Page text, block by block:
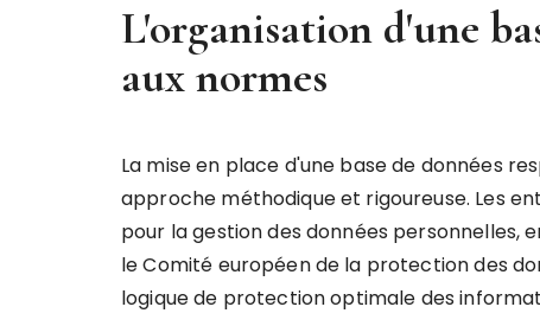
L'organisation d'une
aux normes
La mise en place d'une base de données
approche méthodique et rigoureuse. Les
pour la gestion des données personnelles,
le Comité européen de la protection des
logique de protection optimale des